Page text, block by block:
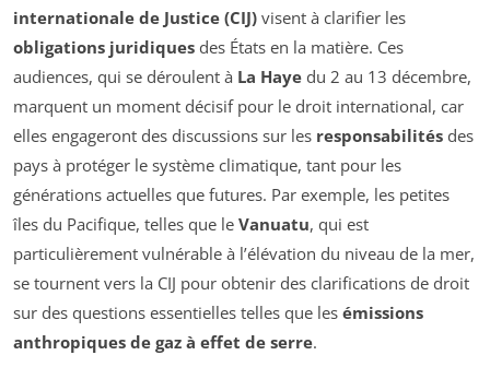
internationale de Justice (CIJ) visent à clarifier les
obligations juridiques des États en la matière. Ces
audiences, qui se déroulent à La Haye du 2 au 13 décembre,
marquent un moment décisif pour le droit international, car
elles engageront des discussions sur les responsabilités des
pays à protéger le système climatique, tant pour les
générations actuelles que futures. Par exemple, les petites
îles du Pacifique, telles que le Vanuatu, qui est
particulièrement vulnérable à l’élévation du niveau de la mer,
se tournent vers la CIJ pour obtenir des clarifications de droit
sur des questions essentielles telles que les émissions
anthropiques de gaz à effet de serre.